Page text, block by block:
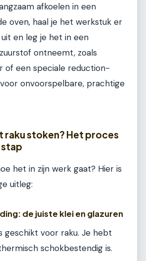
afkoelen in een
oven, haal je het werkstuk er
en leg je het in een
ontneemt, zoals
of een speciale reduction-
onvoorspelbare, prachtige
raku stoken? Het proces
het in zijn werk gaat? Hier is
uitleg:
de juiste klei en glazuren
geschikt voor raku. Je hebt
schokbestendig is.